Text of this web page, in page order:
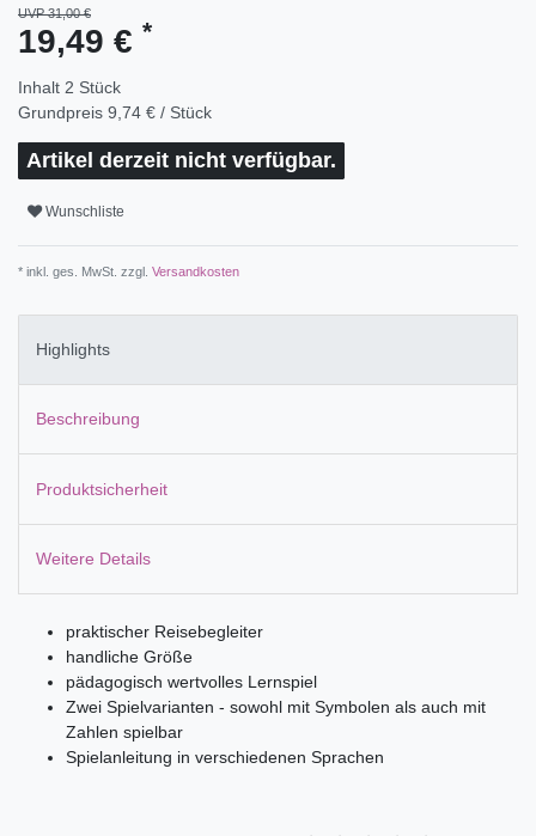
UVP 31,00 €
19,49 € *
Inhalt 2 Stück
Grundpreis 9,74 € / Stück
Artikel derzeit nicht verfügbar.
Wunschliste
* inkl. ges. MwSt. zzgl. Versandkosten
Highlights
Beschreibung
Produktsicherheit
Weitere Details
praktischer Reisebegleiter
handliche Größe
pädagogisch wertvolles Lernspiel
Zwei Spielvarianten - sowohl mit Symbolen als auch mit
Zahlen spielbar
Spielanleitung in verschiedenen Sprachen